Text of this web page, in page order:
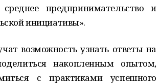
предпринимательство и
инициативы».
возможность узнать ответы на
накопленным опытом,
с практиками успешного